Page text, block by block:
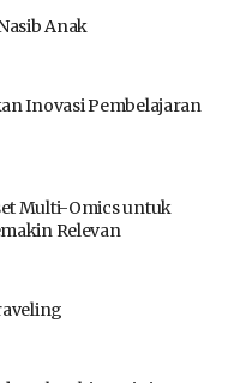
Anak
Inovasi Pembelajaran
Multi-Omics untuk
Relevan